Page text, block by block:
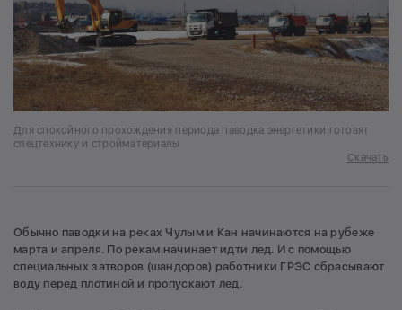
Для спокойного прохождения периода паводка энергетики готовят
спецтехнику и стройматериалы
Скачать
Обычно паводки на реках Чулым и Кан начинаются на рубеже
марта и апреля. По рекам начинает идти лед. И с помощью
специальных затворов (шандоров) работники ГРЭС сбрасывают
воду перед плотиной и пропускают лед.